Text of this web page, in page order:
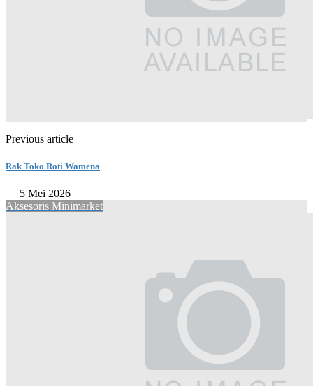
Previous article
Rak Toko Roti Wamena
5 Mei 2026
Aksesoris Minimarket